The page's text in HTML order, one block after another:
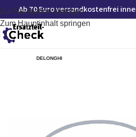
Zur Navigation springen
Zum Hauptinhalt springen
Ab 70 Euro versandkostenfrei
DELONGHI